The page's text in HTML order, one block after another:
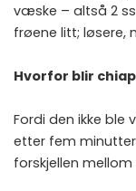
væske – altså 2
frøene litt; løsere,
Hvorfor blir
Fordi den ikke ble
etter fem
forskjellen